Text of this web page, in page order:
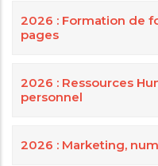
2026 : Formation de
pages
2026 : Ressources
personnel
2026 : Marketing,